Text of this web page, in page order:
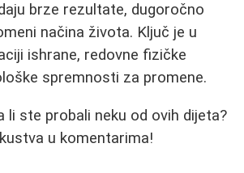
brze rezultate, dugoročno
načina života. Ključ je u
ishrane, redovne fizičke
spremnosti za promene.
li ste probali neku od ovih dijeta?
u komentarima!